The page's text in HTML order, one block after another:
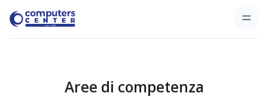
Aree di competenza